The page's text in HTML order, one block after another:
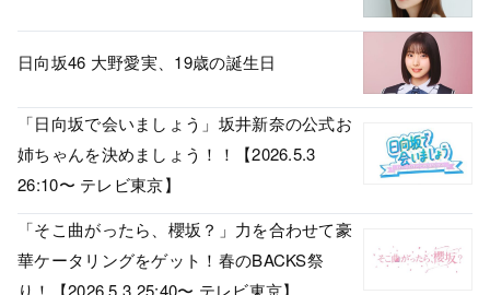
日向坂46 大野愛実、19歳の誕生日
「日向坂で会いましょう」坂井新奈の公式お
姉ちゃんを決めましょう！！【2026.5.3
26:10〜 テレビ東京】
「そこ曲がったら、櫻坂？」力を合わせて豪
華ケータリングをゲット！春のBACKS祭
り！【2026.5.3 25:40〜 テレビ東京】